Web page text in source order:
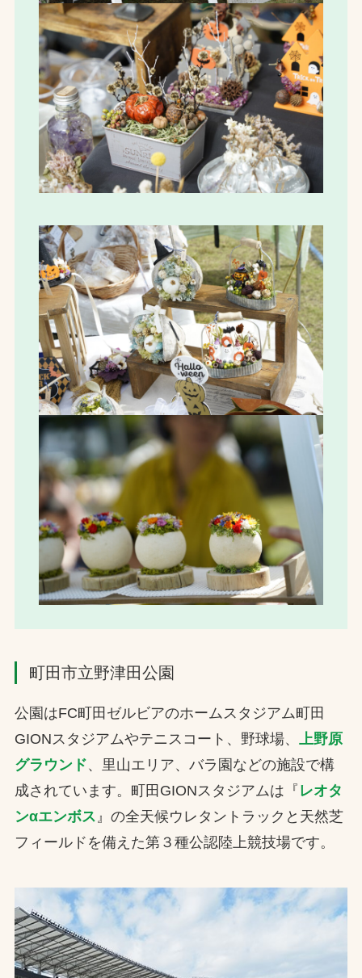
町田市立野津田公園
公園はFC町田ゼルビアのホームスタジアム町田
GIONスタジアムやテニスコート、野球場、
上野原
グラウンド、里山エリア、バラ園などの施設で構
成されています。町田GIONスタジアムは『 レオタ
ンαエンボス 』の全天候ウレタントラックと天然芝
フィールドを備えた第３種公認陸上競技場です。